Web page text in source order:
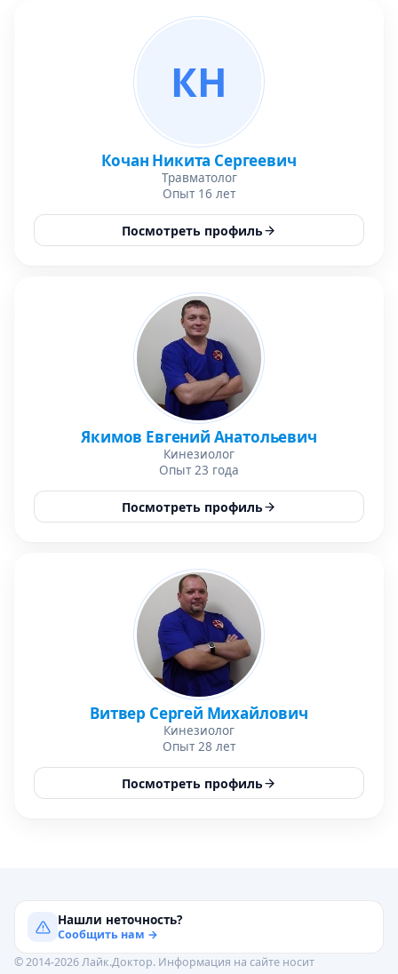
КН
Кочан Никита Сергеевич
Травматолог
Опыт 16 лет
Посмотреть профиль
Якимов Евгений Анатольевич
Кинезиолог
Опыт 23 года
Посмотреть профиль
Витвер Сергей Михайлович
Кинезиолог
Опыт 28 лет
Посмотреть профиль
Нашли неточность?
Сообщить нам →
© 2014-2026 Лайк.Доктор. Информация на сайте носит